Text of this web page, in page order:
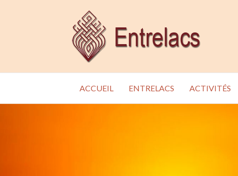
ACCUEIL ENTRELACS ACTIVITÉS